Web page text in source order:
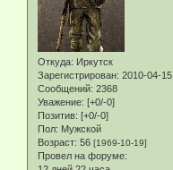
Откуда: Иркутск
Зарегистрирован: 2010-04-15
Сообщений: 2368
Уважение: [+0/-0]
Позитив: [+0/-0]
Пол: Мужской
Возраст: 56 [1969-10-19]
Провел на форуме: